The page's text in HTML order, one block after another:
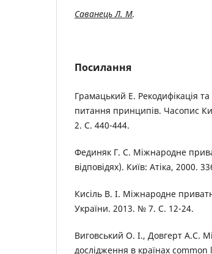
Саванець Л. М.
Посилання
Грамацький Е. Рекодифікація
питання принципів. Часопис
2. С. 440-444.
Фединяк Г. С. Міжнародне
відповідях). Київ: Атіка, 2000.
Кисіль В. І. Міжнародне
України. 2013. № 7. C. 12-24.
Виговський О. І., Довгерт А.С.
дослідження в країнах